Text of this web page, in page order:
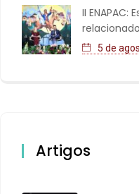
II
5 de
Artigos